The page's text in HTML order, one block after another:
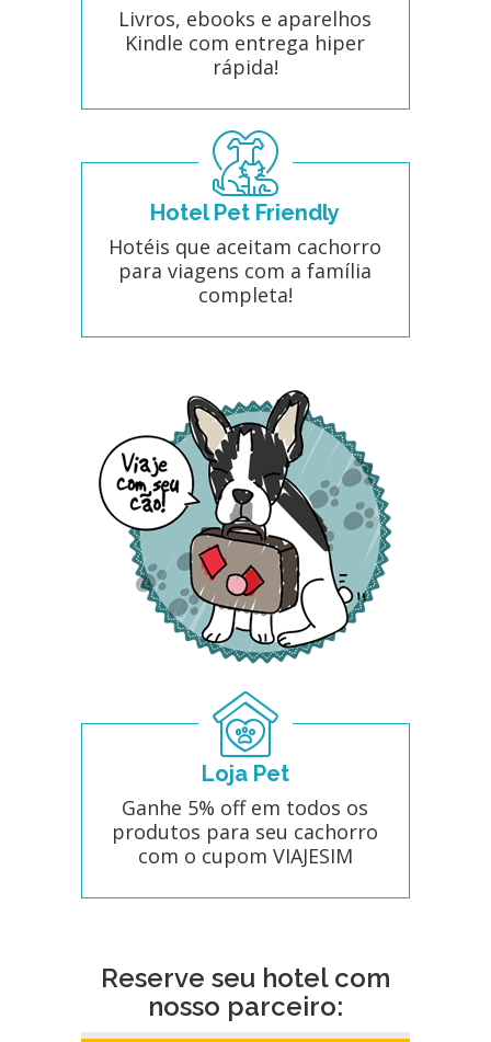
Livros, ebooks e aparelhos
Kindle com entrega hiper
rápida!
Hotel Pet Friendly
Hotéis que aceitam cachorro
para viagens com a família
completa!
Loja Pet
Ganhe 5% off em todos os
produtos para seu cachorro
com o cupom VIAJESIM
Reserve seu hotel com
nosso parceiro: